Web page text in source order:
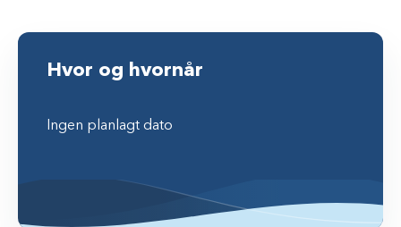
Hvor og hvornår
Ingen planlagt dato